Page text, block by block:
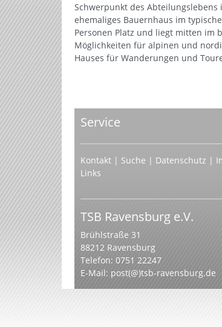
Schwerpunkt des
ehemaliges Bauernhaus im
Personen Platz und liegt mitten im
Möglichkeiten für alpinen und
Hauses für Wanderungen und
Service
Kontakt | Suche | Datenschutz |
Links
TSB Ravensburg e.V.
Brühlstraße 31
88212 Ravensburg
Telefon: 0751 22247
E-Mail: post(@)tsb-ravensburg.de